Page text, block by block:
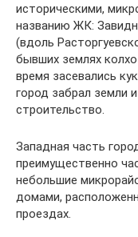
историческими,
названию ЖК:
(вдоль
бывших землях
время засевались
город забрал земли
строительство.
Западная часть
преимущественно
небольшие
домами,
проездах.